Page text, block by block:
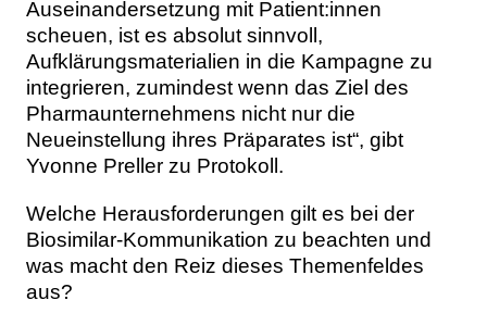
Auseinandersetzung mit Patient:innen
scheuen, ist es absolut sinnvoll,
Aufklärungsmaterialien in die Kampagne zu
integrieren, zumindest wenn das Ziel des
Pharmaunternehmens nicht nur die
Neueinstellung ihres Präparates ist“, gibt
Yvonne Preller zu Protokoll.
Welche Herausforderungen gilt es bei der
Biosimilar-Kommunikation zu beachten und
was macht den Reiz dieses Themenfeldes
aus?